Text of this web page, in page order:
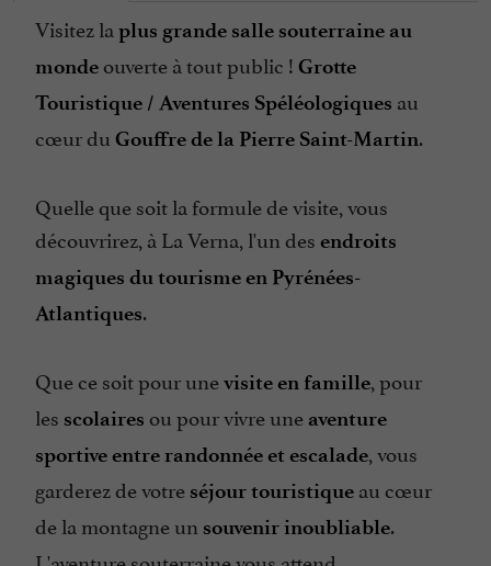
Visitez la plus grande salle souterraine au
monde ouverte à tout public ! Grotte
Touristique / Aventures Spéléologiques au
cœur du Gouffre de la Pierre Saint-Martin.
Quelle que soit la formule de visite, vous
découvrirez, à La Verna, l'un des endroits
magiques du tourisme en Pyrénées-
Atlantiques.
Que ce soit pour unevisite en famille, pour
les scolaires ou pour vivre une aventure
sportive entre randonnée et escalade, vous
garderez de votre séjour touristique au cœur
de la montagne un souvenir inoubliable.